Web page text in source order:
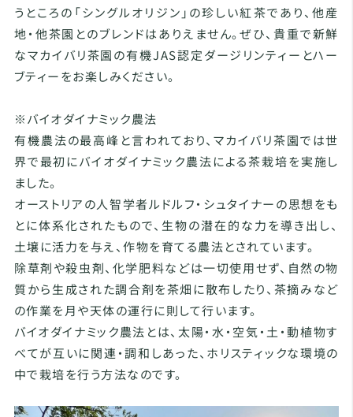
うところの「シングルオリジン」の珍しい紅茶であり、他産
地・他茶園とのブレンドはありえません。ぜひ、貴重で新鮮
なマカイバリ茶園の有機JAS認定ダージリンティーとハー
ブティーをお楽しみください。
※バイオダイナミック農法
有機農法の最高峰と言われており、マカイバリ茶園では世
界で最初にバイオダイナミック農法による茶栽培を実施し
ました。
オーストリアの人智学者ルドルフ・シュタイナーの思想をも
とに体系化されたもので、生物の潜在的な力を導き出し、
土壌に活力を与え、作物を育てる農法とされています。
除草剤や殺虫剤、化学肥料などは一切使用せず、自然の物
質から生成された調合剤を茶畑に散布したり、茶摘みなど
の作業を月や天体の運行に則して行います。
バイオダイナミック農法とは、太陽・水・空気・土・動植物す
べてが互いに関連・調和しあった、ホリスティックな環境の
中で栽培を行う方法なのです。